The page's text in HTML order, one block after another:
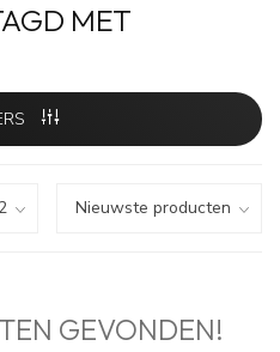
MET
GEVONDEN!